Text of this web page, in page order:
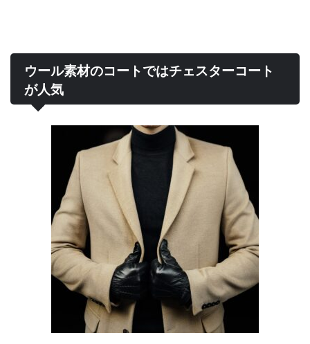
ウール素材のコートではチェスターコート
が人気